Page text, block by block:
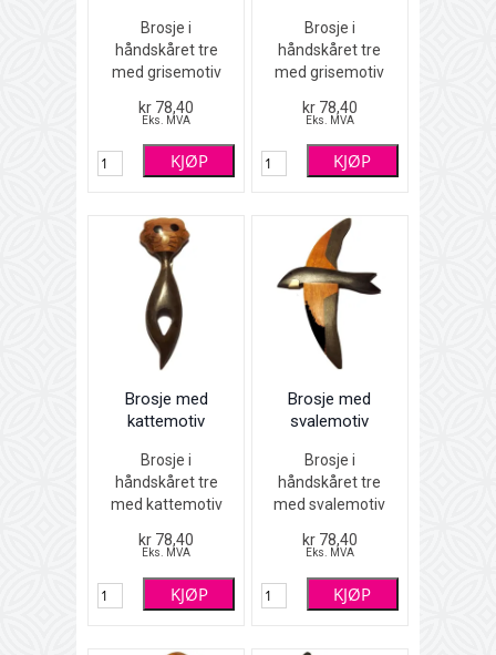
Brosje i
håndskåret tre
med grisemotiv
6,5 x 3,5 cm
kr 78,40
Eks. MVA
KJØP
Brosje i
håndskåret tre
med grisemotiv
forskjellige
sammen
Bruntoner
kr 78,40
Eks. MVA
KJØP
Brosje med
kattemotiv
Brosje i
håndskåret tre
med kattemotiv
forskjellige
sammen
Brun, sort og grå
kr 78,40
Eks. MVA
KJØP
Brosje med
svalemotiv
Brosje i
håndskåret tre
med svalemotiv
forskjellige
sammen
Brun, sort og grå
kr 78,40
Eks. MVA
KJØP